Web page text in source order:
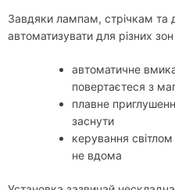
Завдяки лампам, стрічкам та
автоматизувати для різних зон
автоматичне
повертаєтеся з
плавне
заснути
керування
не вдома